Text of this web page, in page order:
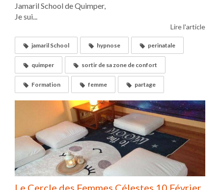
Jamaril School de Quimper,
Je sui...
Lire l'article
jamaril School hypnose perinatale
quimper sortir de sa zone de confort
Formation femme partage
Le Cercle des Femmes Célestes 10 Février